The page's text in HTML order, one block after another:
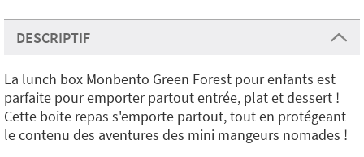
DESCRIPTIF
La lunch box Monbento Green Forest pour enfants est
parfaite pour emporter partout entrée, plat et dessert !
Cette boite repas s'emporte partout, tout en protégeant
le contenu des aventures des mini mangeurs nomades !